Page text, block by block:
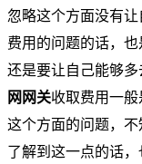
忽略这个方面没有
费用的问题的话，
还是要让自己能够
网网关收取费用一
这个方面的问题，
了解到这一点的话